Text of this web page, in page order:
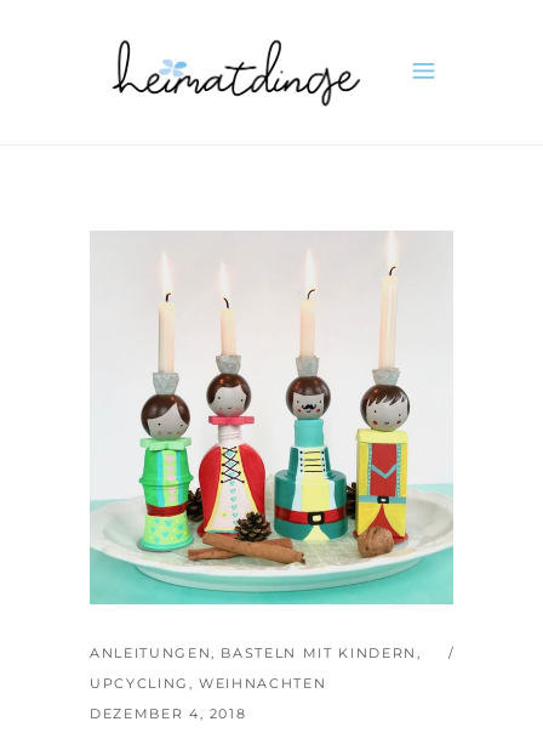
ANLEITUNGEN, BASTELN MIT KINDERN ,
UPCYCLING ,WEIHNACHTEN
DEZEMBER 4, 2018